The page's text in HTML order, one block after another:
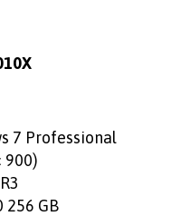
7 Professional
900)
256 GB